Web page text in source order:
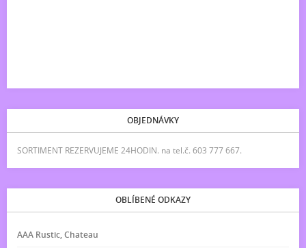
OBJEDNÁVKY
SORTIMENT REZERVUJEME 24HODIN. na tel.č. 603 777 667.
OBLÍBENÉ ODKAZY
AAA Rustic, Chateau